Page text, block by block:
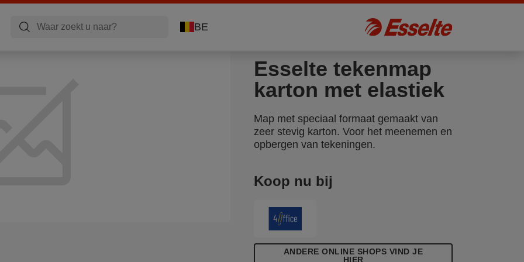
BE
Esselte tekenmap
karton met elastiek
Map met speciaal formaat gemaakt van
zeer stevig karton. Voor het meenemen en
opbergen van tekeningen.
Koop nu bij
ANDERE ONLINE SHOPS VIND JE
HIER